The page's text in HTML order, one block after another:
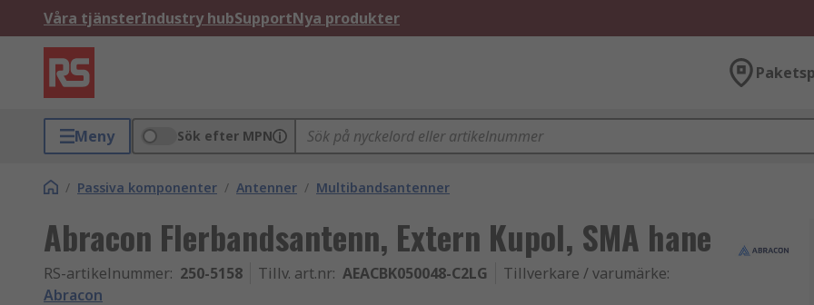
Våra tjänsterIndustry hubSupportNya produkter
Meny Sök efter MPN
/ Passiva komponenter / Antenner / Multibandsantenner
Abracon Flerbandsantenn, Extern Kupol, SMA hane
RS-artikelnummer: 250-5158 Tillv. art.nr: AEACBK050048-C2LG Tillverkare / varumärke:
Abracon